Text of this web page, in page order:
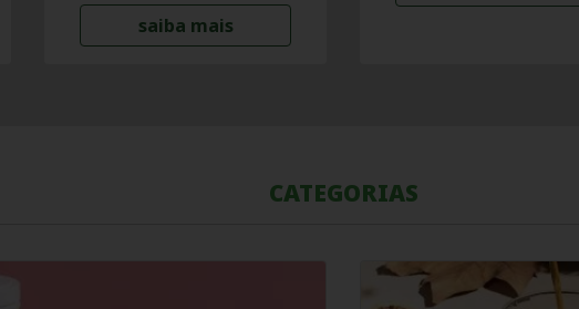
saiba mais
CATEGORIAS